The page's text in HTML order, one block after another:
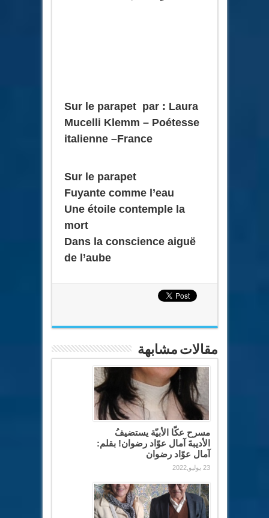
Sur le parapet par : Laura
Mucelli Klemm – Poétesse
italienne –France
Sur le parapet
Fuyante comme l’eau
Une étoile contemple la
mort
Dans la conscience aiguë
de l’aube
مقالات مشابهة
مسرح عكّا الأبيّة يستضيفُ
الأديبةَ آمال عوّاد رضوان! بقلم:
آمال عوّاد رضوان
23 يوليو,2022